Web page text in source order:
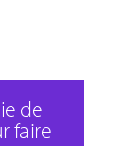
de
faire